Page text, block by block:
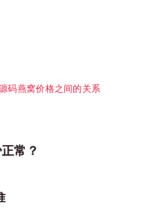
码燕窝价格之间的关系
常？